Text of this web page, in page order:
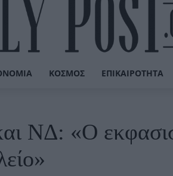
ΚΌΣΜΟΣ ΕΠΙΚΑΙΡΌΤΗΤΑ
ΝΔ: «Ο